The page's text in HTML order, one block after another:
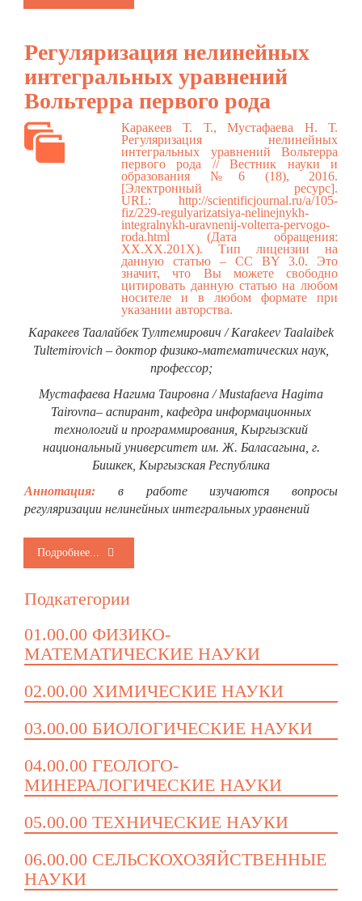
Регуляризация нелинейных
интегральных уравнений
Вольтерра первого рода
Каракеев Т. Т., Мустафаева Н. Т.
Регуляризация нелинейных
интегральных уравнений Вольтерра
первого рода // Вестник науки и
образования №6 (18), 2016.
[Электронный ресурс].
URL: http://scientificjournal.ru/a/105-
fiz/229-regulyarizatsiya-nelinejnykh-
integralnykh-uravnenij-volterra-pervogo-
roda.html (Дата обращения:
ХХ.ХХ.201Х). Тип лицензии на
данную статью – CC BY 3.0. Это
значит, что Вы можете свободно
цитировать данную статью на любом
носителе и в любом формате при
указании авторства.
Каракеев Таалайбек Тултемирович / Karakeev Taalaibek
Tultemirovich – доктор физико-математических наук,
профессор;
Мустафаева Нагима Таировна / Mustafaeva Hagima
Tairovna– аспирант, кафедра информационных
технологий и программирования, Кыргызский
национальный университет им. Ж. Баласагына, г.
Бишкек, Кыргызская Республика
Аннотация: в работе изучаются вопросы
регуляризации нелинейных интегральных уравнений
Подробнее...
Подкатегории
01.00.00 ФИЗИКО-
МАТЕМАТИЧЕСКИЕ НАУКИ
02.00.00 ХИМИЧЕСКИЕ НАУКИ
03.00.00 БИОЛОГИЧЕСКИЕ НАУКИ
04.00.00 ГЕОЛОГО-
МИНЕРАЛОГИЧЕСКИЕ НАУКИ
05.00.00 ТЕХНИЧЕСКИЕ НАУКИ
06.00.00 СЕЛЬСКОХОЗЯЙСТВЕННЫЕ
НАУКИ